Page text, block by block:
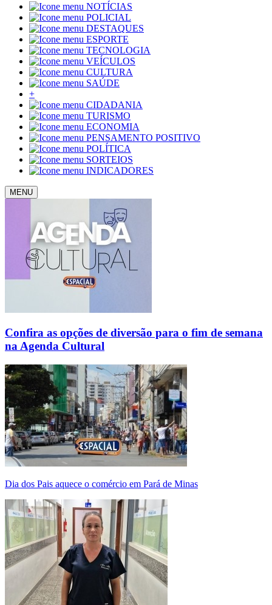
NOTÍCIAS
POLICIAL
DESTAQUES
ESPORTE
TECNOLOGIA
VEÍCULOS
CULTURA
SAÚDE
+
CIDADANIA
TURISMO
ECONOMIA
PENSAMENTO POSITIVO
POLÍTICA
SORTEIOS
INDICADORES
MENU
Confira as opções de diversão para o fim de semana
na Agenda Cultural
Dia dos Pais aquece o comércio em Pará de Minas